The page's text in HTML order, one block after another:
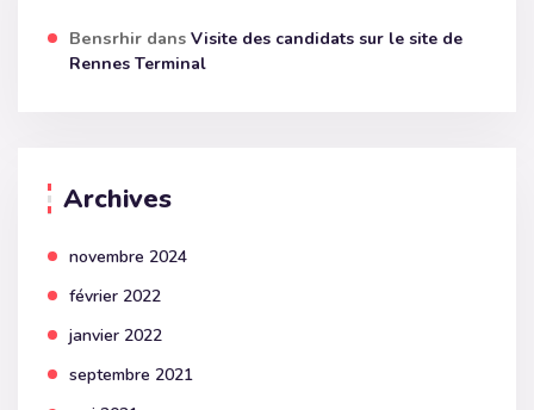
Bensrhir dans Visite des candidats sur le site de
Rennes Terminal
Archives
novembre 2024
février 2022
janvier 2022
septembre 2021